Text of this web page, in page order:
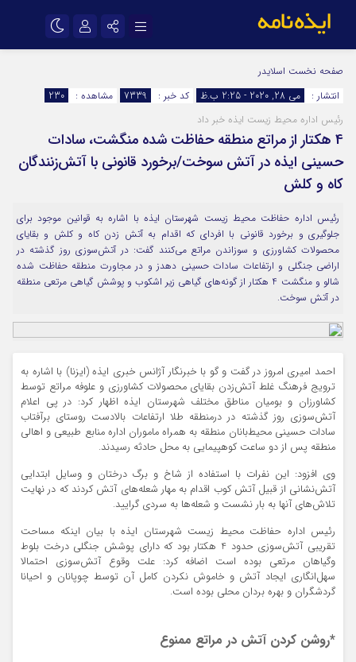
اینستاگرام
سروش
ایتا
آپارات
اپلیکیشن رمز عبور
مرا به خاطر بسپار
صفحه نخست اسلایدر
انتشار :
می 28, 2020 - 2:25 ب.ظ کد خبر : 7339 مشاهده :
230
رئیس اداره محیط زیست ایذه خبر داد
4 هکتار از مراتع منطقه حفاظت شده منگشت، سادات
حسینی ایذه در آتش سوخت/برخورد قانونی با آتش‌زنندگان
کاه و کلش
رئیس اداره حفاظت محیط زیست شهرستان ایذه با اشاره به قوانین موجود برای
جلوگیری و برخورد قانونی با افردای که اقدام به آتش زدن کاه و کلش و بقایای
محصولات کشاورزی و سوزاندن مراتع می‌کنند گفت: در آتش‌سوزی روز گذشته در
اراضی جنگلی و ارتفاعات سادات حسینی دهدز و در مجاورت منطقه حفاظت شده
شالو و منگشت 4 هکتار از گونه‌های گیاهی زیر اشکوب و پوشش گیاهی مرتعی منطقه
در آتش سوخت.
احمد امیری امروز در گفت و گو با خبرنگار آژانس خبری ایذه (ایزنا) با اشاره به
ترویج فرهنگ غلط آتش‌زدن بقایای محصولات کشاورزی و علوفه مراتع توسط
کشاورزان و بومیان مناطق مختلف شهرستان ایذه اظهار کرد: در پی اعلام
آتش‌سوزی روز گذشته در درمنطقه طلا ارتفاعات بالادست روستای برآفتاب
سادات حسینی محیط‌بانان منطقه به همراه ماموران اداره منابع طبیعی و اهالی
منطقه پس از دو ساعت کوهپیمایی به محل حادثه رسیدند.
وی افزود: این نفرات با استفاده از شاخ و برگ درختان و وسایل ابتدایی
آتش‌نشانی از قبیل آتش کوب اقدام به مهار شعله‌های آتش کردند که در نهایت
تلاش‌های آنها به بار نشست و شعله‌ها به سردی گرایید.
رئیس اداره حفاظت محیط زیست شهرستان ایذه با بیان اینکه مساحت
تقریبی آتش‌سوزی حدود 4 هکتار بود که دارای پوشش جنگلی درخت بلوط
وگیاهان مرتعی بوده است اضافه کرد: علت وقوع آتش‌سوزی احتمالا
سهل‌انگاری ایجاد آتش و خاموش نکردن کامل آن توسط چوپانان و احیانا
گردشگران و بهره بردان محلی بوده است.
*روشن کردن آتش در مراتع ممنوع